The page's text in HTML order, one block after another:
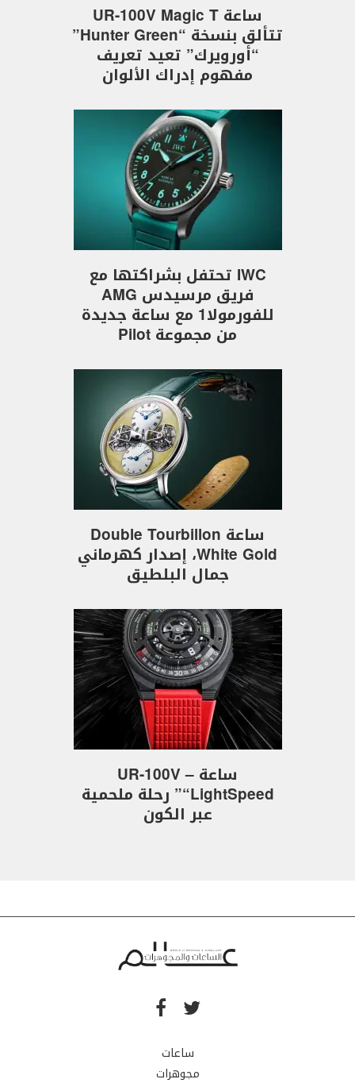
ساعة UR-100V Magic T
تتألق بنسخة “Hunter Green”
“أورويرك” تعيد تعريف
مفهوم إدراك الألوان
IWC تحتفل بشراكتها مع
فريق مرسيدس AMG
للفورمولا1 مع ساعة جديدة
من مجموعة Pilot
ساعة Double Tourbillon
White Gold، إصدار كهرماني
جمال البلطيق
ساعة UR-100V –
“LightSpeed” رحلة ملحمية
عبر الكون
ساعات
مجوهرات